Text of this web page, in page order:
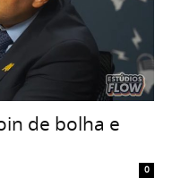
de bolha e
0